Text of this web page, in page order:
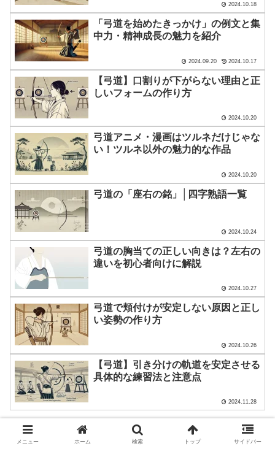
2024.10.18
「弓道を始めたきっかけ」の例文と集
中力・精神成長の魅力を紹介
2024.09.20 2024.10.17
【弓道】口割りが下がらない理由と正
しいフォームの作り方
2024.10.20
弓道アニメ・漫画はツルネだけじゃな
い！ツルネ以外の魅力的な作品
2024.10.20
弓道の「座右の銘」│四字熟語一覧
2024.10.24
弓道の胸当ての正しい向きは？左右の
違いを初心者向けに解説
2024.10.27
弓道で頬付けが安定しない原因と正し
い姿勢の作り方
2024.10.26
【弓道】引き分けの軌道を安定させる
具体的な練習法と注意点
2024.11.28
メニュー ホーム 検索 トップ サイドバー